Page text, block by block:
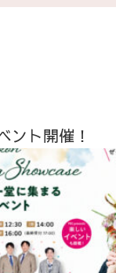
ント開催！